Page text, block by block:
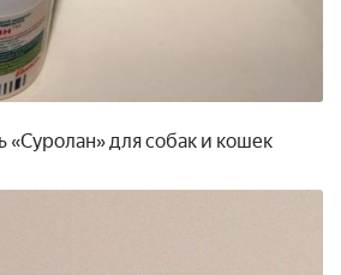
«Суролан» для собак и кошек